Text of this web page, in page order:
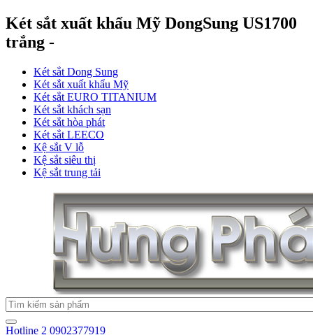
Két sắt xuất khẩu Mỹ DongSung US1700
trắng -
Két sắt Dong Sung
Két sắt xuất khẩu Mỹ
Két sắt EURO TITANIUM
Két sắt khách sạn
Két sắt hòa phát
Két sắt LEECO
Kệ sắt V lỗ
Kệ sắt siêu thị
Kệ sắt trung tải
Hotline 2 0902377919